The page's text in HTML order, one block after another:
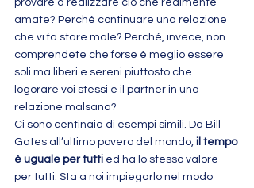
provare a realizzare ciò che realmente
amate? Perché continuare una relazione
che vi fa stare male? Perché, invece, non
comprendete che forse è meglio essere
soli ma liberi e sereni piuttosto che
logorare voi stessi e il partner in una
relazione malsana?
Ci sono centinaia di esempi simili. Da Bill
Gates all’ultimo povero del mondo, il tempo
è uguale per tutti ed ha lo stesso valore
per tutti. Sta a noi impiegarlo nel modo